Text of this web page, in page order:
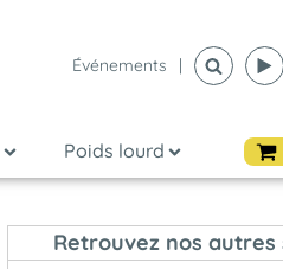
Événements |
Poids lourd
Retrouvez nos autres